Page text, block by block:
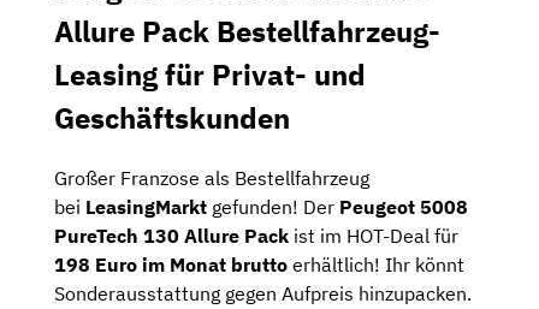
Allure Pack Bestellfahrzeug-
Leasing für Privat- und
Geschäftskunden
Großer Franzose als Bestellfahrzeug
bei LeasingMarkt gefunden! Der Peugeot 5008
PureTech 130 Allure Pack ist im HOT-Deal für
198 Euro im Monat brutto erhältlich! Ihr könnt
Sonderausstattung gegen Aufpreis hinzupacken.